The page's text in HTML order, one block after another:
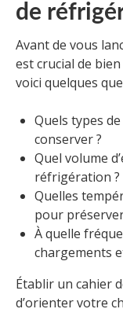
de
Avant de vous
est crucial de
voici quelques
Quels types
conserver ?
Quel volume
réfrigération ?
Quelles
pour
À quelle
chargements
Établir un cahier
d’orienter votre